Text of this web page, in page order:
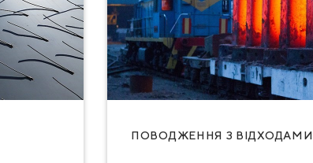
ПОВОДЖЕННЯ З ВІДХОДАМИ